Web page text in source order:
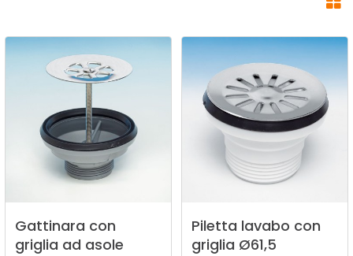
Gattinara con
griglia ad asole
Piletta lavabo con
griglia Ø61,5